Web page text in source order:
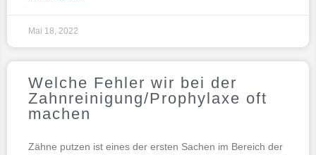
Mai 18, 2022
Welche Fehler wir bei der
Zahnreinigung/Prophylaxe oft
machen
Zähne putzen ist eines der ersten Sachen im Bereich der